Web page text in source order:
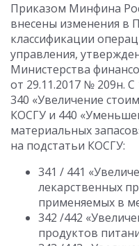
Приказом Минфина
внесены изменения в
классификации
управления,
Министерства
от 29.11.2017 № 209н. С
340 «Увеличение
КОСГУ и 440
материальных
на подстатьи КОСГУ:
341 / 441
лекарственных
применяемых в
342 /442
продуктов